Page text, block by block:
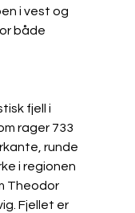
i vest og
både
fjell i
rager 733
runde
i regionen
Theodor
Fjellet er